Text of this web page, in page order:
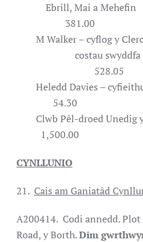
Ebrill,
381.00
M Walker – cyflog y
costau
Heledd Davies –
54.30
Clwb Pêl-droed Unedig
1,500.00
CYNLLUNIO
21. Cais am Ganiatâd
A200414. Codi annedd.
Road, y Borth.Dim